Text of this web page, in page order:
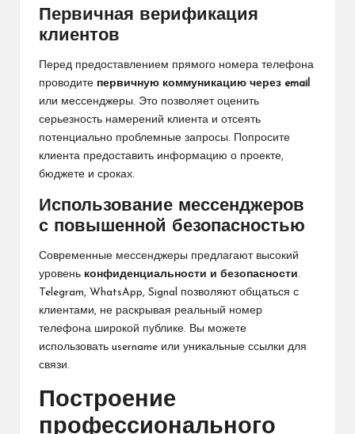
Первичная верификация
клиентов
Перед предоставлением прямого номера телефона
проводите первичную коммуникацию через email
или мессенджеры. Это позволяет оценить
серьезность намерений клиента и отсеять
потенциально проблемные запросы. Попросите
клиента предоставить информацию о проекте,
бюджете и сроках.
Использование мессенджеров
с повышенной безопасностью
Современные мессенджеры предлагают высокий
уровень конфиденциальности и безопасности.
Telegram, WhatsApp, Signal позволяют общаться с
клиентами, не раскрывая реальный номер
телефона широкой публике. Вы можете
использовать username или уникальные ссылки для
связи.
Построение
профессионального